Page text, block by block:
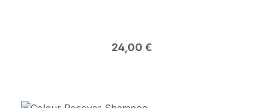
Regulärer Preis:
24,00 €